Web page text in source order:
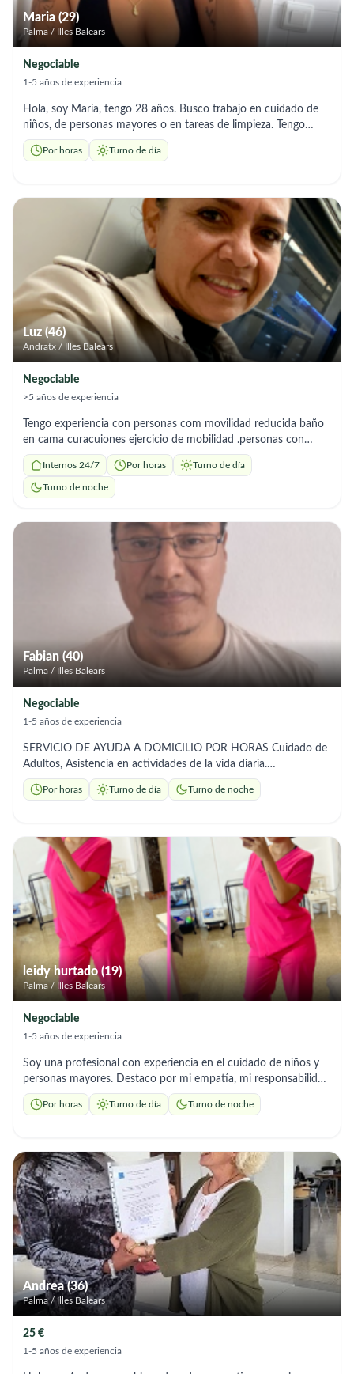
Maria (29)
Palma / Illes Balears
Negociable
1-5 años de experiencia
Hola, soy María, tengo 28 años. Busco trabajo en cuidado de
niños, de personas mayores o en tareas de limpieza. Tengo
experiencia, soy muy responsable y me gusta cuidar los
detalles. Si necesitan una persona de confianza, con ganas de
Por horas Turno de día
Luz (46)
Andratx / Illes Balears
Negociable
>5 años de experiencia
Tengo experiencia con personas com movilidad reducida baño
en cama curacuiones ejercicio de mobilidad .personas con
demencia soy amable .responsable paciente muy talerante con
don de atencion a personas mayores y buen trato para
mantener conversación yacompañamiento
Internos 24/7 Por horas Turno de día
Turno de noche
Fabian (40)
Palma / Illes Balears
Negociable
1-5 años de experiencia
SERVICIO DE AYUDA A DOMICILIO POR HORAS Cuidado de
Adultos, Asistencia en actividades de la vida diaria.
Acompañamiento, Citas Medicas, higiene, alimentación,
medicacion. Rehabilitación. Tengo experiencia. Soy un hombre
Por horas Turno de día Turno de noche
leidy hurtado (19)
Palma / Illes Balears
Negociable
1-5 años de experiencia
Soy una profesional con experiencia en el cuidado de niños y
personas mayores. Destaco por mi empatía, mi responsabilidad
y mi habilidad para la atención al cliente. Promuevo la actividad
física y cognitiva para mejorar la calidad de vida de los
Por horas Turno de día Turno de noche
Andrea (36)
Palma / Illes Balears
25 €
1-5 años de experiencia